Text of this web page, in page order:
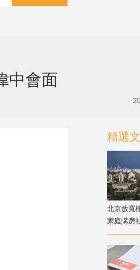
中會面
精選
北京放寬
家庭購房
下調為一